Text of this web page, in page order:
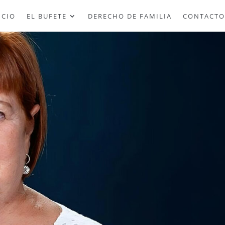
EL BUFETE DERECHO DE FAMILIA CONTACTO